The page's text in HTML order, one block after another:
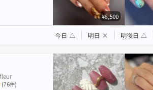
¥6,500
今日 △ 明日 × 明後日 △
(76件)